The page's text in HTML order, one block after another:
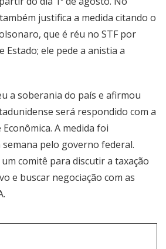
justifica a medida citando o
que é réu no STF por
Estado; ele pede a anistia a
a soberania do país e afirmou
será respondido com a
Econômica. A medida foi
pelo governo federal.
comitê para discutir a taxação
e buscar negociação com as